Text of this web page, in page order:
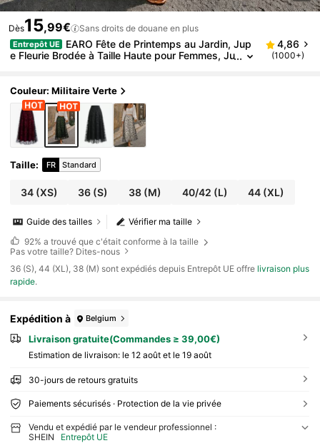
Dès15,99€ Sans droits de douane en plus
Entrepôt UE
EARO Fête de Printemps au Jardin, Jup
e Fleurie Brodée à Taille Haute pour Femmes, Ju
Niche Décontractée pour Vacances
4,86
(1000+)
Couleur: Militaire Verte
Taille: FR Standard
34(XS) 36 (S) 38(M) 40/42 (L) 44 (XL)
Vérifier ma taille
Guide des tailles
92% a trouvé que c'était conforme à la taille
Pas votre taille? Dites-nous
​36 (S), 44 (XL), 38 (M) sont expédiés depuis Entrepôt UE offre livraison plus
rapide.
Expédition à Belgium
Livraison gratuite(Commandes ≥ 39,00€)
Estimation de livraison: le 12 août et le 19 août
30-jours de retours gratuits
Paiements sécurisés · Protection de la vie privée
Vendu et expédié par le vendeur professionnel :
SHEIN
Entrepôt UE